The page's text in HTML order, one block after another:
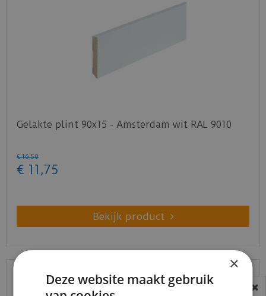
Gelakte plint 90x15 - Amsterdam wit RAL 9010
€ 16,50
€ 11 ,75
Bekijk product
×
Deze website maakt gebruik